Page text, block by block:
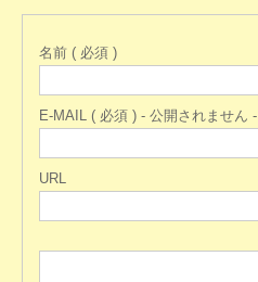
名前 ( 必須 )
E-MAIL ( 必須 ) - 公開されません -
URL